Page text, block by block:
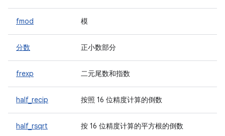
fmod 模
分数 正小数部分
frexp 二元尾数和指数
half_recip 按照 16 位精度计算的倒数
half_rsqrt 按 16 位精度计算的平方根的倒数